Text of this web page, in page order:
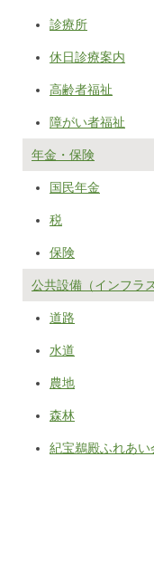
診療所
休日診療案内
高齢者福祉
障がい者福祉
年金・保険
国民年金
税
保険
公共設備（インフラ
道路
水道
農地
森林
紀宝鵜殿ふれあ